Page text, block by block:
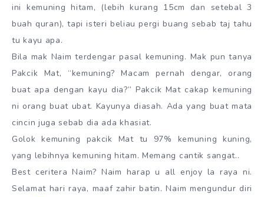
ini kemuning hitam, (lebih kurang 15cm dan setebal 3
buah quran), tapi isteri beliau pergi buang sebab taj tahu
tu kayu apa.
Bila mak Naim terdengar pasal kemuning. Mak pun tanya
Pakcik Mat, “kemuning? Macam pernah dengar, orang
buat apa dengan kayu dia?” Pakcik Mat cakap kemuning
ni orang buat ubat. Kayunya diasah. Ada yang buat mata
cincin juga sebab dia ada khasiat.
Golok kemuning pakcik Mat tu 97% kemuning kuning,
yang lebihnya kemuning hitam. Memang cantik sangat..
Best ceritera Naim? Naim harap u all enjoy la raya ni.
Selamat hari raya, maaf zahir batin. Naim mengundur diri